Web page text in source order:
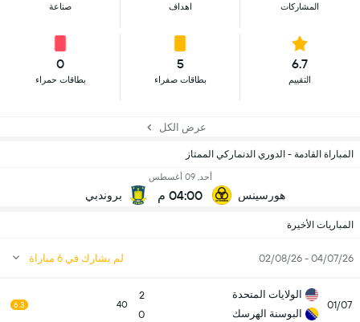
المشاركات اهداف صناعة
6.7
التقييم
5
بطاقات صفراء
0
بطاقات حمراء
عرض الكل
المباراة القادمة - الدوري الدنماركي الممتاز
هورسينس
أحد, 09 أغسطس
04:00 م بروندبي
المباريات الأخيرة
04/07/26 - 02/08/26 لم يشارك في 6 مباراة
01/07
الولايات المتحدة
البوسنة الهرسك
2
0
40
6.3